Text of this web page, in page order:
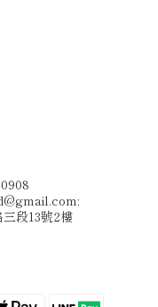
段13號2樓